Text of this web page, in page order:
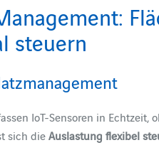
steuern
IoT-Sensoren in
sich dieAuslastung flexibel